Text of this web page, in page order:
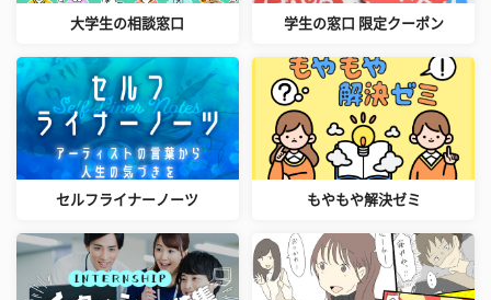
大学生の相談窓口 学生の窓口 限定クーポン
セルフライナーノーツ もやもや解決ゼミ